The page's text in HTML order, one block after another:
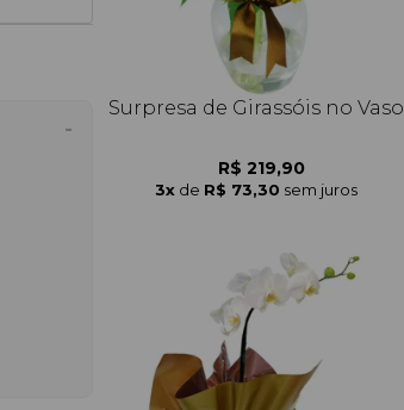
Surpresa de Girassóis no Vaso
R$ 219,90
3x de R$ 73,30 sem juros